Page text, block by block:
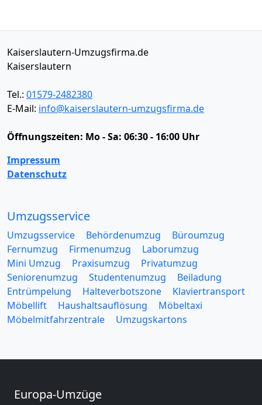
Kaiserslautern-Umzugsfirma.de
Kaiserslautern
Tel.: 01579-2482380
E-Mail: info@kaiserslautern-umzugsfirma.de
Öffnungszeiten: Mo - Sa: 06:30 - 16:00 Uhr
Impressum
Datenschutz
Umzugsservice
Umzugsservice Behördenumzug
Büroumzug
Fernumzug
Firmenumzug
Laborumzug
Mini Umzug
Praxisumzug
Privatumzug
Seniorenumzug
Studentenumzug
Beiladung
Entrümpelung
Halteverbotszone
Klaviertransport
Möbellift
Haushaltsauflösung
Möbeltaxi
Möbelmitfahrzentrale
Umzugskartons
Europa-Umzüge